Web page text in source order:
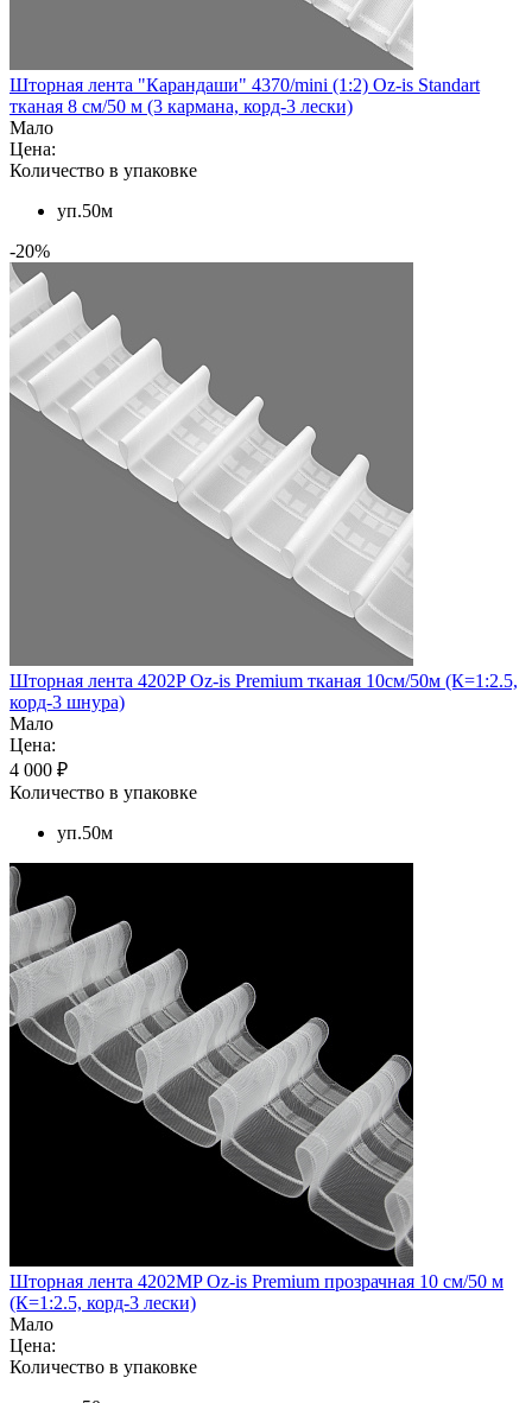
Шторная лента "Карандаши" 4370/mini (1:2) Oz-is Standart
тканая 8 см/50 м (3 кармана, корд-3 лески)
Мало
Цена:
Количество в упаковке
уп.50м
-20%
Шторная лента 4202P Oz-is Premium тканая 10см/50м (К=1:2.5,
корд-3 шнура)
Мало
Цена:
4 000 ₽
Количество в упаковке
уп.50м
Шторная лента 4202MP Oz-is Premium прозрачная 10 см/50 м
(К=1:2.5, корд-3 лески)
Мало
Цена:
Количество в упаковке